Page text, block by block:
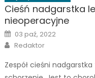
Cieśń nadgarstka
nieoperacyjne
Posted
on
03 paź, 2022
Author
Redaktor
Zespół cieśni